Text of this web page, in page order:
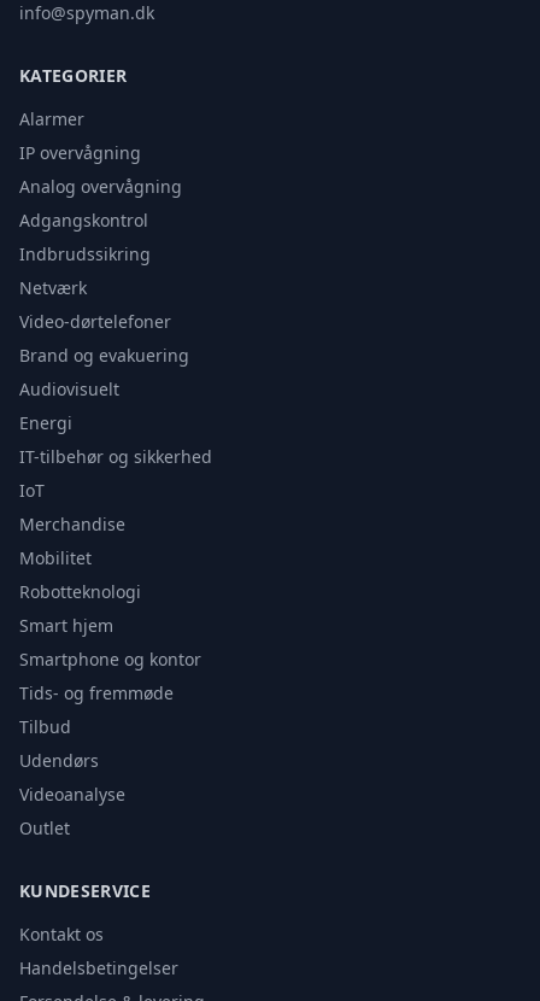
info@spyman.dk
KATEGORIER
Alarmer
IP overvågning
Analog overvågning
Adgangskontrol
Indbrudssikring
Netværk
Video-dørtelefoner
Brand og evakuering
Audiovisuelt
Energi
IT-tilbehør og sikkerhed
IoT
Merchandise
Mobilitet
Robotteknologi
Smart hjem
Smartphone og kontor
Tids- og fremmøde
Tilbud
Udendørs
Videoanalyse
Outlet
KUNDESERVICE
Kontakt os
Handelsbetingelser